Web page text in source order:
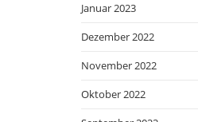
Januar 2023
Dezember 2022
November 2022
Oktober 2022